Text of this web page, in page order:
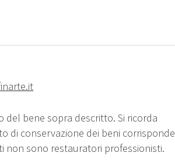
bene sopra descritto. Si ricorda
di conservazione dei beni corrisponde
non sono restauratori professionisti.